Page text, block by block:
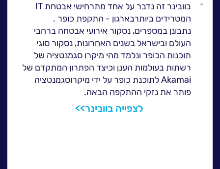
לעבוד בנס
אירועים וכנסים
פודקאסט
נס בכותרות
וובינרים מומלצים
דברו איתנו
גלול
למעלה
בוובינר זה נדבר על אחד מתרחישי אבטחת IT
המטרידים ביותרבארגון - התקפת כופר .
נתבונן במספרים, נסקור אירועי אבטחה ברחבי
העולם ובישראל בשנים האחרונות, נסקור סוגי
תוכנות הכופר ונלמד מהי מיקרו סגמנטציה של
רשתות בעולמות הענן וכיצד הפתרון המתקדם של
Akamai לתוכנת כופר על ידי מיקרוסגמנטציה
פותר את נזקי ההתקפה הבאה.
לצפייה בוובינר>>